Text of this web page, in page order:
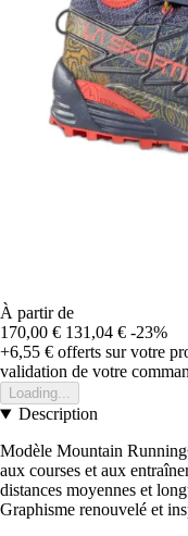
À partir de
170,00 € 131,04 € -23%
+6,55 € offerts sur votre
validation de votre
Loading...
Description
Modèle Mountain
aux courses et aux
distances moyennes et
Graphisme renouvelé et